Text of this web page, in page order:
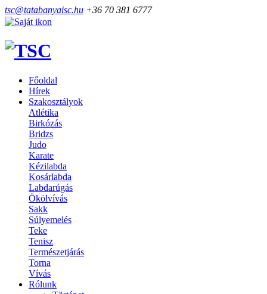
tsc@tatabanyaisc.hu +36 70 381 6777
Főoldal
Hírek
Szakosztályok
Atlétika
Birkózás
Bridzs
Judo
Karate
Kézilabda
Kosárlabda
Labdarúgás
Ökölvívás
Sakk
Súlyemelés
Teke
Tenisz
Természetjárás
Torna
Vívás
Rólunk